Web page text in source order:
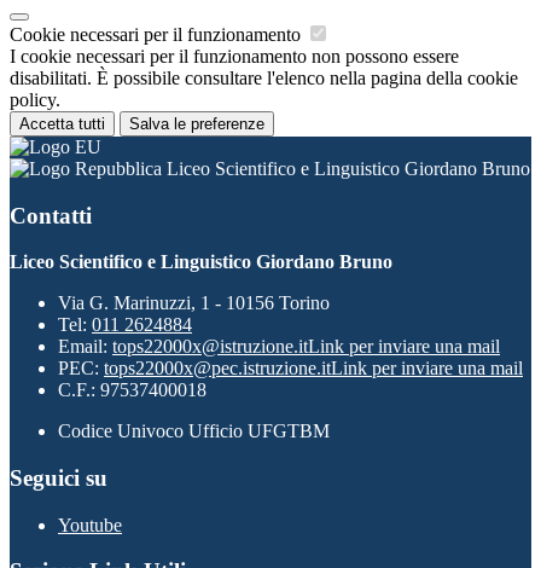
Cookie necessari per il funzionamento
I cookie necessari per il funzionamento non possono essere
disabilitati. È possibile consultare l'elenco nella pagina della cookie
policy.
Accetta tutti Salva le preferenze
Liceo Scientifico e Linguistico Giordano Bruno
Contatti
Liceo Scientifico e Linguistico Giordano Bruno
Via G. Marinuzzi, 1 - 10156 Torino
Tel: 011 2624884
Email: tops22000x@istruzione.itLink per inviare una mail
PEC: tops22000x@pec.istruzione.itLink per inviare una mail
C.F.: 97537400018
Codice Univoco Ufficio UFGTBM
Seguici su
Youtube